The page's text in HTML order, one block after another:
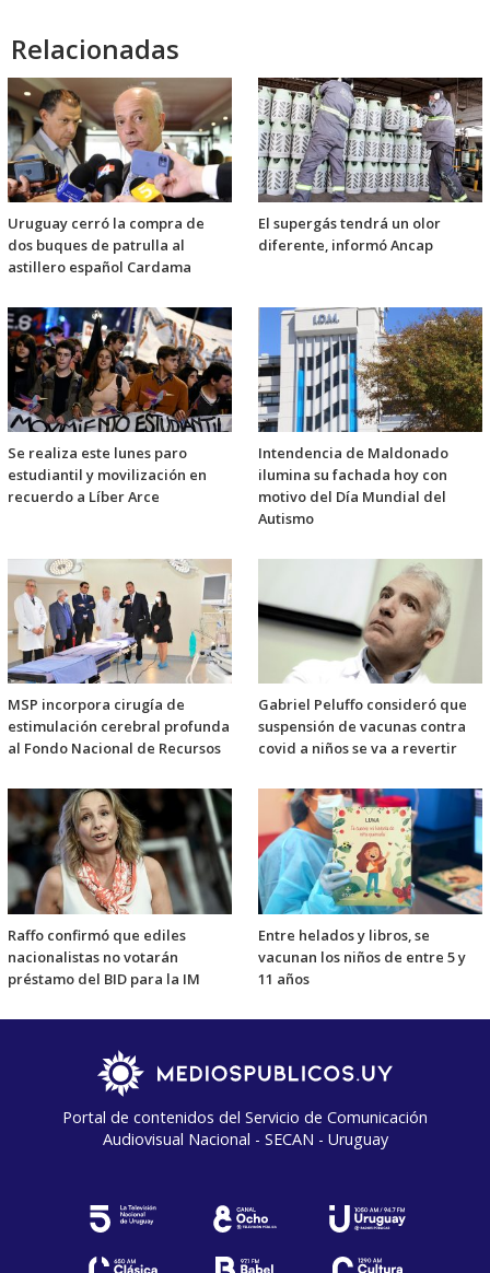
Relacionadas
Uruguay cerró la compra de
dos buques de patrulla al
astillero español Cardama
El supergás tendrá un olor
diferente, informó Ancap
Se realiza este lunes paro
estudiantil y movilización en
recuerdo a Líber Arce
Intendencia de Maldonado
ilumina su fachada hoy con
motivo del Día Mundial del
Autismo
MSP incorpora cirugía de
estimulación cerebral profunda
al Fondo Nacional de Recursos
Gabriel Peluffo consideró que
suspensión de vacunas contra
covid a niños se va a revertir
Raffo confirmó que ediles
nacionalistas no votarán
préstamo del BID para la IM
Entre helados y libros, se
vacunan los niños de entre 5 y
11 años
Portal de contenidos del Servicio de Comunicación
Audiovisual Nacional - SECAN - Uruguay